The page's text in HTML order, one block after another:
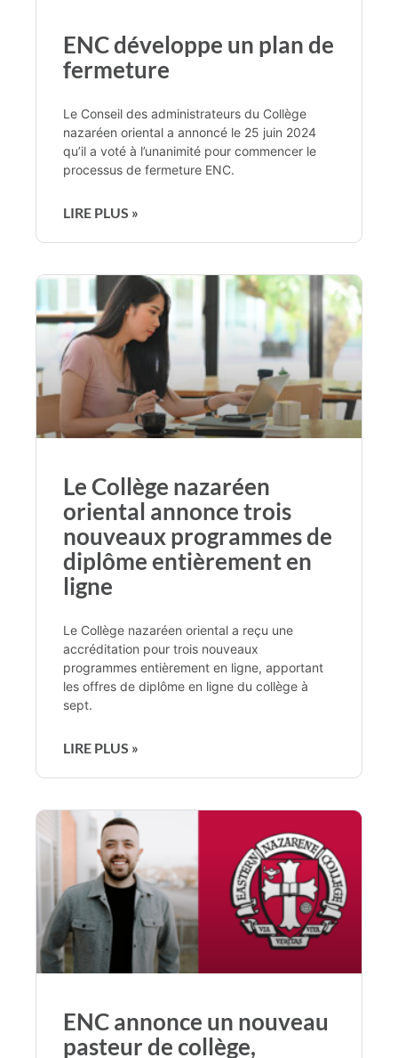
ENC développe un plan de
fermeture
Le Conseil des administrateurs du Collège
nazaréen oriental a annoncé le 25 juin 2024
qu’il a voté à l’unanimité pour commencer le
processus de fermeture ENC.
LIRE PLUS »
Le Collège nazaréen
oriental annonce trois
nouveaux programmes de
diplôme entièrement en
ligne
Le Collège nazaréen oriental a reçu une
accréditation pour trois nouveaux
programmes entièrement en ligne, apportant
les offres de diplôme en ligne du collège à
sept.
LIRE PLUS »
ENC annonce un nouveau
pasteur de collège,